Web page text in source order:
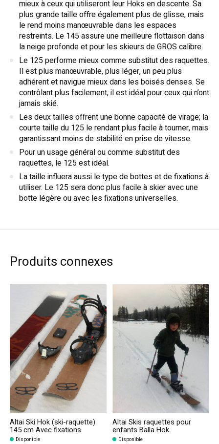
mieux à ceux qui utiliseront leur Hoks en descente. Sa
plus grande taille offre également plus de glisse, mais
le rend moins manœuvrable dans les espaces
restreints. Le 145 assure une meilleure flottaison dans
la neige profonde et pour les skieurs de GROS calibre.
Le 125 performe mieux comme substitut des raquettes.
Il est plus manœuvrable, plus léger, un peu plus
adhérent et navigue mieux dans les boisés denses. Se
contrôlant plus facilement, il est idéal pour ceux qui n’ont
jamais skié.
Les deux tailles offrent une bonne capacité de virage; la
courte taille du 125 le rendant plus facile à tourner, mais
garantissant moins de stabilité en prise de vitesse.
Pour un usage général ou comme substitut des
raquettes, le 125 est idéal.
La taille influera aussi le type de bottes et de fixations à
utiliser. Le 125 sera donc plus facile à skier avec une
botte légère ou avec les fixations universelles.
Produits connexes
Altai Ski Hok (ski-raquette)
145 cm Avec fixations
Disponible
Altai Skis raquettes pour
enfants Balla Hok
Disponible